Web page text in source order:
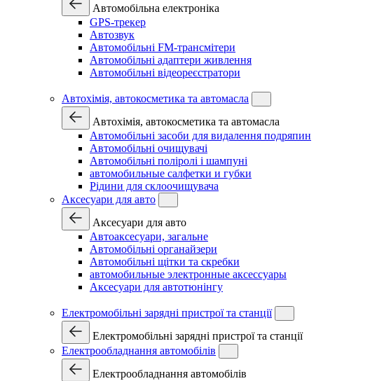
Автомобільна електроніка
GPS-трекер
Автозвук
Автомобільні FM-трансмітери
Автомобільні адаптери живлення
Автомобільні відеореєстратори
Автохімія, автокосметика та автомасла
Автохімія, автокосметика та автомасла
Автомобільні засоби для видалення подряпин
Автомобільні очищувачі
Автомобільні поліролі і шампуні
автомобильные салфетки и губки
Рідини для склоочищувача
Аксесуари для авто
Аксесуари для авто
Автоаксесуари, загальне
Автомобільні органайзери
Автомобільні щітки та скребки
автомобильные электронные аксессуары
Аксесуари для автотюнінгу
Електромобільні зарядні пристрої та станції
Електромобільні зарядні пристрої та станції
Електрообладнання автомобілів
Електрообладнання автомобілів